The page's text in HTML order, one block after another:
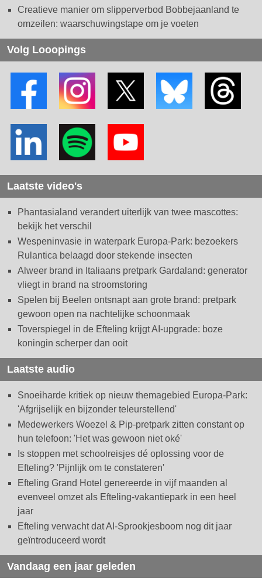
Creatieve manier om slipperverbod Bobbejaanland te
omzeilen: waarschuwingstape om je voeten
Volg Looopings
Laatste video's
Phantasialand verandert uiterlijk van twee mascottes:
bekijk het verschil
Wespeninvasie in waterpark Europa-Park: bezoekers
Rulantica belaagd door stekende insecten
Alweer brand in Italiaans pretpark Gardaland: generator
vliegt in brand na stroomstoring
Spelen bij Beelen ontsnapt aan grote brand: pretpark
gewoon open na nachtelijke schoonmaak
Toverspiegel in de Efteling krijgt AI-upgrade: boze
koningin scherper dan ooit
Laatste audio
Snoeiharde kritiek op nieuw themagebied Europa-Park:
'Afgrijselijk en bijzonder teleurstellend'
Medewerkers Woezel & Pip-pretpark zitten constant op
hun telefoon: 'Het was gewoon niet oké'
Is stoppen met schoolreisjes dé oplossing voor de
Efteling? 'Pijnlijk om te constateren'
Efteling Grand Hotel genereerde in vijf maanden al
evenveel omzet als Efteling-vakantiepark in een heel
jaar
Efteling verwacht dat AI-Sprookjesboom nog dit jaar
geïntroduceerd wordt
Vandaag een jaar geleden